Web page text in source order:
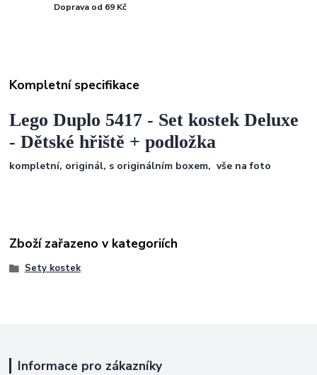
Doprava od 69 Kč
Kompletní specifikace
Lego Duplo 5417 - Set kostek Deluxe
- Dětské hřiště + podložka
kompletní, originál, s originálním boxem, vše na foto
Zboží zařazeno v kategoriích
Sety kostek
Informace pro zákazníky